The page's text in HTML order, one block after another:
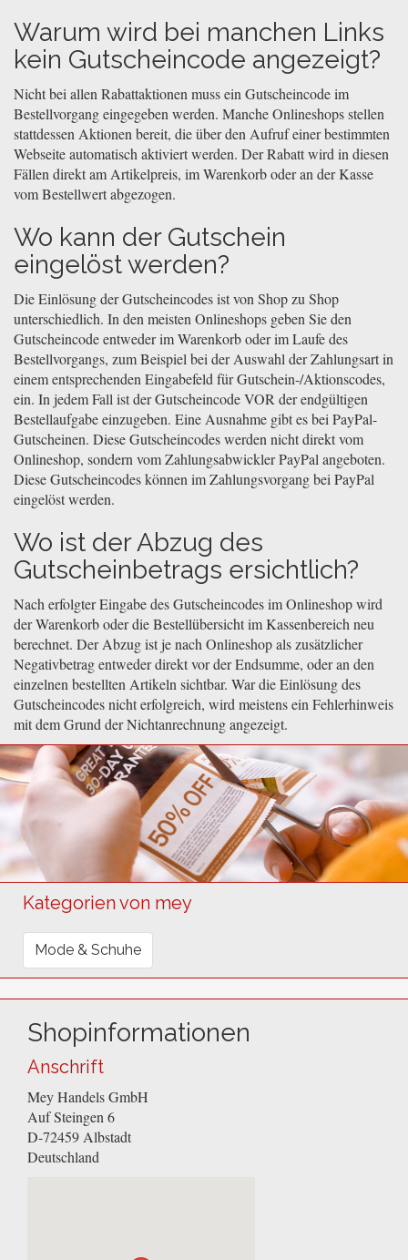
Warum wird bei manchen Links
kein Gutscheincode angezeigt?
Nicht bei allen Rabattaktionen muss ein Gutscheincode im
Bestellvorgang eingegeben werden. Manche Onlineshops stellen
stattdessen Aktionen bereit, die über den Aufruf einer bestimmten
Webseite automatisch aktiviert werden. Der Rabatt wird in diesen
Fällen direkt am Artikelpreis, im Warenkorb oder an der Kasse
vom Bestellwert abgezogen.
Wo kann der Gutschein
eingelöst werden?
Die Einlösung der Gutscheincodes ist von Shop zu Shop
unterschiedlich. In den meisten Onlineshops geben Sie den
Gutscheincode entweder im Warenkorb oder im Laufe des
Bestellvorgangs, zum Beispiel bei der Auswahl der Zahlungsart in
einem entsprechenden Eingabefeld für Gutschein-/Aktionscodes,
ein. In jedem Fall ist der Gutscheincode VOR der endgültigen
Bestellaufgabe einzugeben. Eine Ausnahme gibt es bei PayPal-
Gutscheinen. Diese Gutscheincodes werden nicht direkt vom
Onlineshop, sondern vom Zahlungsabwickler PayPal angeboten.
Diese Gutscheincodes können im Zahlungsvorgang bei PayPal
eingelöst werden.
Wo ist der Abzug des
Gutscheinbetrags ersichtlich?
Nach erfolgter Eingabe des Gutscheincodes im Onlineshop wird
der Warenkorb oder die Bestellübersicht im Kassenbereich neu
berechnet. Der Abzug ist je nach Onlineshop als zusätzlicher
Negativbetrag entweder direkt vor der Endsumme, oder an den
einzelnen bestellten Artikeln sichtbar. War die Einlösung des
Gutscheincodes nicht erfolgreich, wird meistens ein Fehlerhinweis
mit dem Grund der Nichtanrechnung angezeigt.
Kategorien von mey
Mode & Schuhe
Shopinformationen
Anschrift
Mey Handels GmbH
Auf Steingen 6
D-72459 Albstadt
Deutschland